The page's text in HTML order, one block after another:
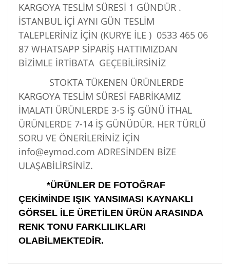
KARGOYA TESLİM SÜRESİ 1 GÜNDÜR .
İSTANBUL İÇİ AYNI GÜN TESLİM
TALEPLERİNİZ İÇİN (KURYE İLE ) 0533 465 06
87 WHATSAPP SİPARİŞ HATTIMIZDAN
BİZİMLE İRTİBATA GEÇEBİLİRSİNİZ
STOKTA TÜKENEN ÜRÜNLERDE
KARGOYA TESLİM SÜRESİ FABRİKAMIZ
İMALATI ÜRÜNLERDE 3-5 İŞ GÜNÜ İTHAL
ÜRÜNLERDE 7-14 İŞ GÜNÜDÜR. HER TÜRLÜ
SORU VE ÖNERİLERİNİZ İÇİN
info@eymod.com ADRESİNDEN BİZE
ULAŞABİLİRSİNİZ.
*ÜRÜNLER DE FOTOĞRAF
ÇEKİMİNDE IŞIK YANSIMASI KAYNAKLI
GÖRSEL İLE ÜRETİLEN ÜRÜN ARASINDA
RENK TONU FARKLILIKLARI
OLABİLMEKTEDİR.